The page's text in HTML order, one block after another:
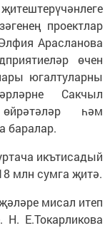
проектлар
Арасланова
өчен
югалтуларны
Сакчыл
һәм
баралар.
икътисадый
млн сумга җитә.
мисал итеп
Н. Е.Токарликова